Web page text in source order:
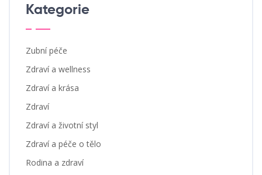
Kategorie
Zubní péče
Zdraví a wellness
Zdraví a krása
Zdraví
Zdraví a životní styl
Zdraví a péče o tělo
Rodina a zdraví